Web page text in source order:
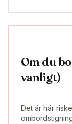
Om du
vanligt)
Det är här